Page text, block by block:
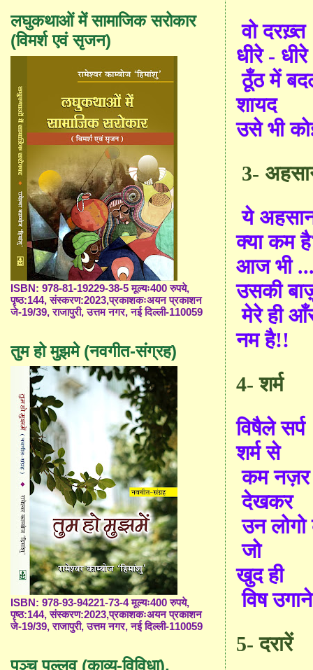
वो दरख़्त
धीरे - धीरे
ठूँठ में
शायद
उसे भी
3-
ये
क्या कम है
आज भी
उसकी
मेरे ही
नम है!!
4- शर्म
विषैले सर्प
शर्म से
कम
देखकर
उन लोगो
जो
खुद ही
विष
5- दरारें
लघुकथाओं में सामाजिक सरोकार
(विमर्श एवं सृजन)
ISBN: 978-81-19229-38-5 मूल्यः400 रुपये,
पृष्ठ:144, संस्करण:2023,प्रकाशकःअयन प्रकाशन
जे-19/39, राजापुरी, उत्तम नगर, नई दिल्ली-110059
तुम हो मुझमे (नवगीत-संग्रह)
ISBN: 978-93-94221-73-4 मूल्यः400 रुपये,
पृष्ठ:144, संस्करण:2023,प्रकाशकःअयन प्रकाशन
जे-19/39, राजापुरी, उत्तम नगर, नई दिल्ली-110059
पञ्च पल्लव (काव्य-विविधा),